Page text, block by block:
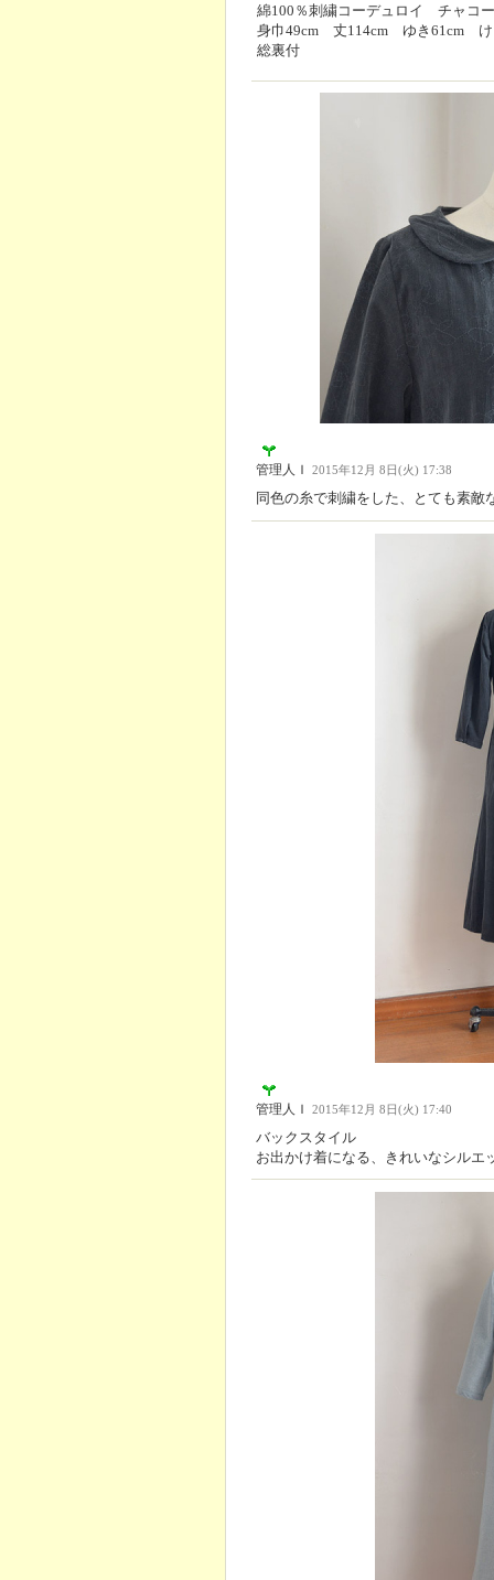
綿100％刺繍コーデュロイ チャコ
身巾49cm 丈114cm ゆき61cm け
総裏付
管理人Ｉ 2015年12月 8日(火) 17:38
同色の糸で刺繍をした、とても素敵
管理人Ｉ 2015年12月 8日(火) 17:40
バックスタイル
お出かけ着になる、きれいなシルエ